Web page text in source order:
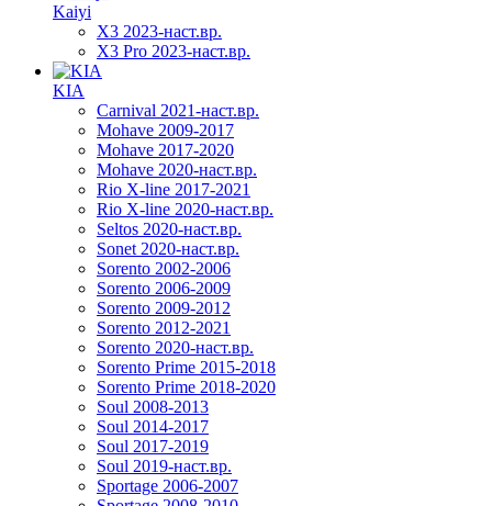
Kaiyi
X3 2023-наст.вр.
X3 Pro 2023-наст.вр.
KIA
Carnival 2021-наст.вр.
Mohave 2009-2017
Mohave 2017-2020
Mohave 2020-наст.вр.
Rio X-line 2017-2021
Rio X-line 2020-наст.вр.
Seltos 2020-наст.вр.
Sonet 2020-наст.вр.
Sorento 2002-2006
Sorento 2006-2009
Sorento 2009-2012
Sorento 2012-2021
Sorento 2020-наст.вр.
Sorento Prime 2015-2018
Sorento Prime 2018-2020
Soul 2008-2013
Soul 2014-2017
Soul 2017-2019
Soul 2019-наст.вр.
Sportage 2006-2007